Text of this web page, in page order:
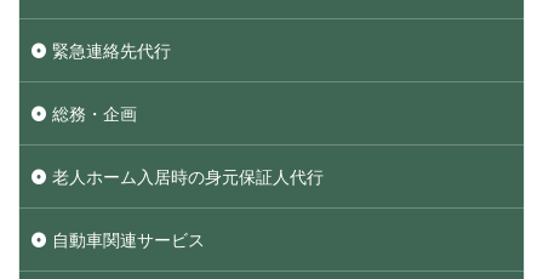
緊急連絡先代行
総務・企画
老人ホーム入居時の身元保証人代行
自動車関連サービス